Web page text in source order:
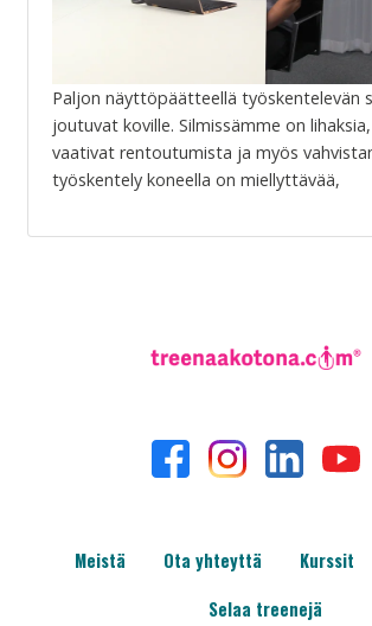
Paljon näyttöpäätteellä työskentelevän
joutuvat koville. Silmissämme on
vaativat rentoutumista ja myös
työskentely koneella on miellyttävää,
Meistä Ota yhteyttä Kurssit
Selaa treenejä